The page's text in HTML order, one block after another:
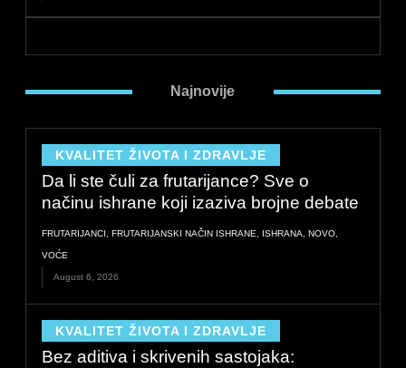
Najnovije
KVALITET ŽIVOTA I ZDRAVLJE
Da li ste čuli za frutarijance? Sve o
načinu ishrane koji izaziva brojne debate
FRUTARIJANCI FRUTARIJANSKI NAČIN ISHRANE ISHRANA NOVO
VOĆE
August 6, 2026
KVALITET ŽIVOTA I ZDRAVLJE
Bez aditiva i skrivenih sastojaka: